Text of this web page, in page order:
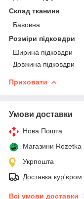
Склад тканини
Бавовна
Розміри підковдри
Ширина підковдри
Довжина підковдри
Приховати
Умови доставки
Нова Пошта
Магазини Rozetka
Укрпошта
Доставка
Всі умови доставки